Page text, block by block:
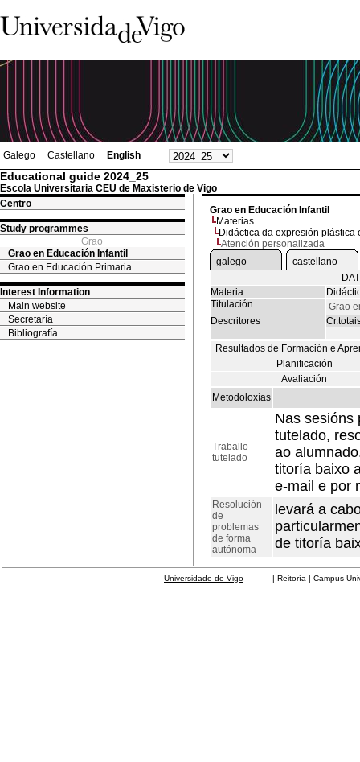
Galego Castellano English
Educational guide 2024_25
Escola Universitaria CEU de Maxisterio de Vigo
Centro
Study programmes
Grao
Grao en Educación Infantil
Grao en Educación Primaria
Interest Information
Main website
Secretaría
Bibliografía
Grao en Educación Infantil
Materias
Didáctica da expresión plástica
Atención personalizada
galego
castellano
Materia
Titulación
Grao
Descritores
Resultados de Formación e
Planificación
Avaliación
Metodoloxías
Traballo
tutelado
Nas sesións
tutelado,
ao
titoría baixo
e-mail e por
Resolución
de
problemas
de forma
autónoma
levará a
de titoría
Universidade de Vigo | Reitoría | Campus